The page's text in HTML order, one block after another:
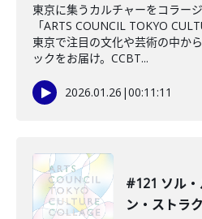
東京に集うカルチャーをコラー
「ARTS COUNCIL TOKYO
東京で注目の文化や芸術の中か
ックをお届け。CCBT...
2026.01.26 |00:11:11
#121 ソル
ン・ストラ